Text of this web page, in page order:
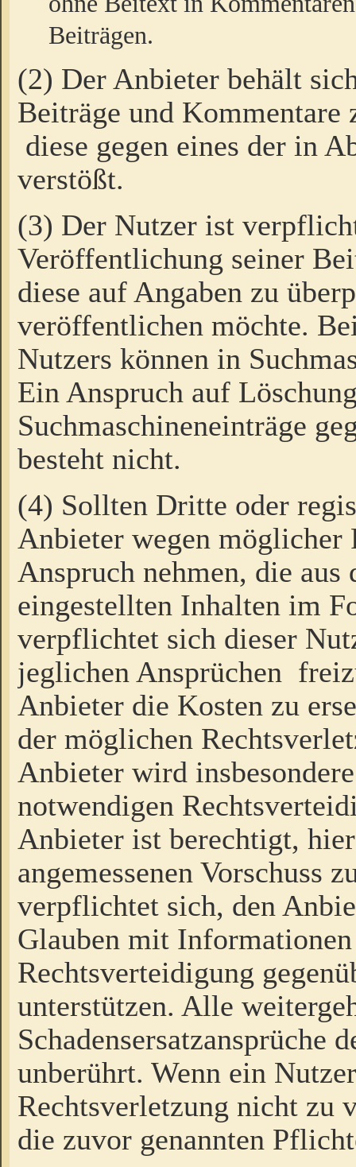
Beiträgen.
(2) Der Anbieter behält
Beiträge und Kommentare
diese gegen eines der in
verstößt.
(3) Der Nutzer ist
Veröffentlichung seiner
diese auf Angaben zu
veröffentlichen möchte.
Nutzers können in
Ein Anspruch auf
Suchmaschineneinträge
besteht nicht.
(4) Sollten Dritte oder
Anbieter wegen möglicher
Anspruch nehmen, die
eingestellten Inhalten im
verpflichtet sich dieser
jeglichen Ansprüchen
Anbieter die Kosten zu
der möglichen
Anbieter wird
notwendigen
Anbieter ist berechtigt,
angemessenen Vorschuss
verpflichtet sich, den
Glauben mit
Rechtsverteidigung
unterstützen. Alle
Schadensersatzansprüche
unberührt. Wenn ein
Rechtsverletzung nicht zu
die zuvor genannten